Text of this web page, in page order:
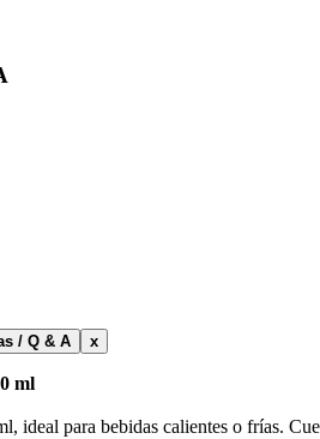
/ Q & A x
ml
ideal para bebidas calientes o frías.